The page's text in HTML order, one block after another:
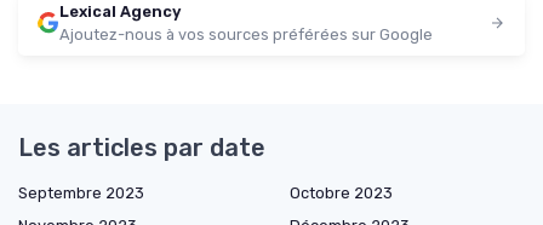
Lexical Agency
Ajoutez-nous à vos sources préférées sur Google
Les articles par date
Septembre 2023
Octobre 2023